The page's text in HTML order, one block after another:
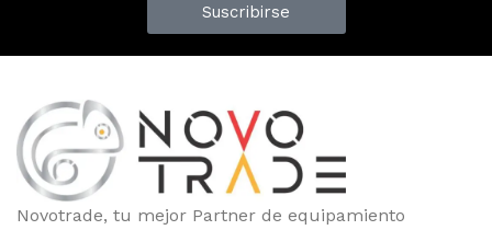
Suscribirse
Novotrade, tu mejor Partner de equipamiento